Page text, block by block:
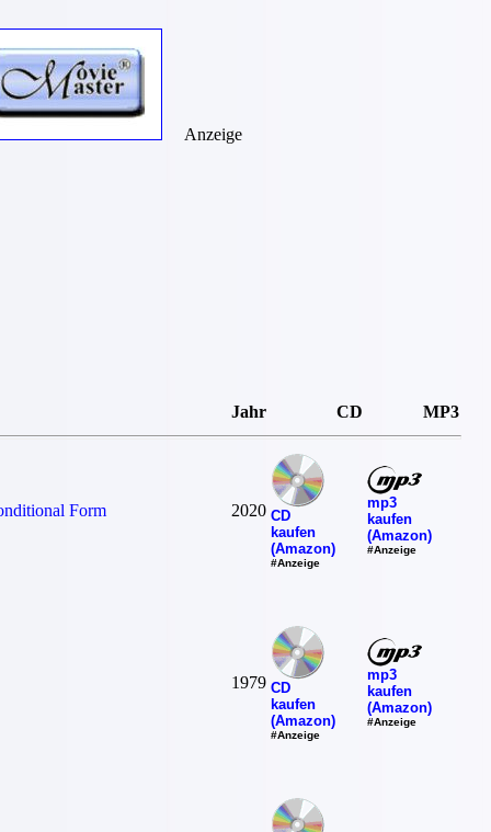
Jahr CD MP3
Form 2020 CD
kaufen
(Amazon)
#Anzeige
mp3
kaufen
(Amazon)
#Anzeige
1979 CD
kaufen
(Amazon)
#Anzeige
mp3
kaufen
(Amazon)
#Anzeige
Anzeige